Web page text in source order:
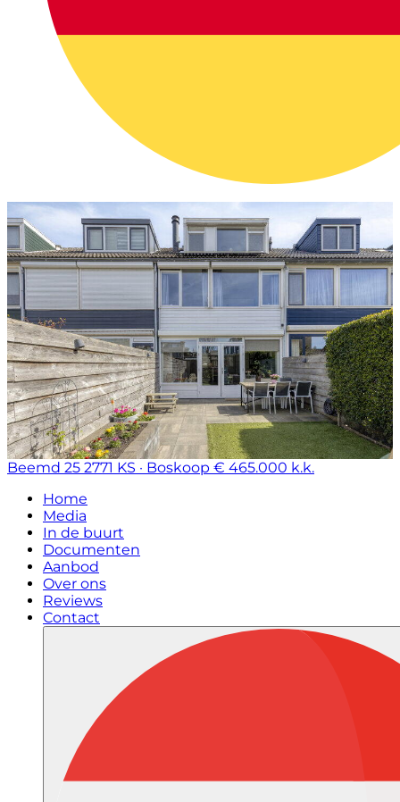
Beemd 25 2771 KS · Boskoop € 465.000 k.k.
Home
Media
In de buurt
Documenten
Aanbod
Over ons
Reviews
Contact